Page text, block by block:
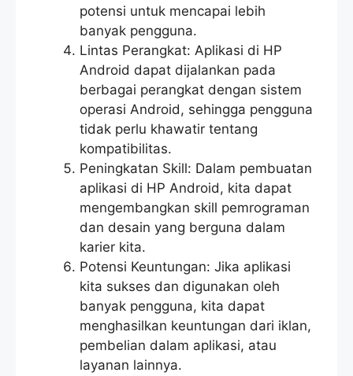
potensi untuk mencapai lebih
banyak pengguna.
Lintas Perangkat: Aplikasi di HP
Android dapat dijalankan pada
berbagai perangkat dengan sistem
operasi Android, sehingga pengguna
tidak perlu khawatir tentang
kompatibilitas.
Peningkatan Skill: Dalam pembuatan
aplikasi di HP Android, kita dapat
mengembangkan skill pemrograman
dan desain yang berguna dalam
karier kita.
Potensi Keuntungan: Jika aplikasi
kita sukses dan digunakan oleh
banyak pengguna, kita dapat
menghasilkan keuntungan dari iklan,
pembelian dalam aplikasi, atau
layanan lainnya.